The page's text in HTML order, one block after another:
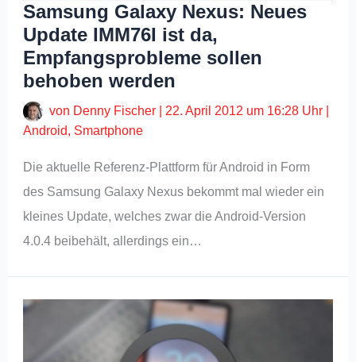
Samsung Galaxy Nexus: Neues
Update IMM76I ist da,
Empfangsprobleme sollen
behoben werden
von Denny Fischer 22. April 2012 um 16:28 Uhr
Android, Smartphone
Die aktuelle Referenz-Plattform für Android in Form
des Samsung Galaxy Nexus bekommt mal wieder ein
kleines Update, welches zwar die Android-Version
4.0.4 beibehält, allerdings ein…